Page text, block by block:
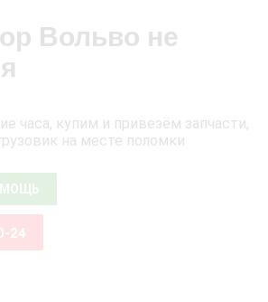
Вольво не
часа, купим и привезём запчасти,
на месте поломки
24